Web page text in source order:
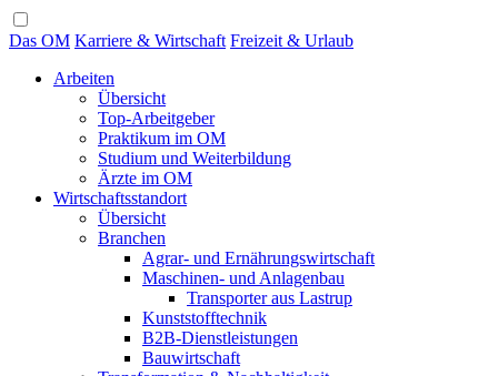
Das OM Karriere & Wirtschaft Freizeit & Urlaub
Arbeiten
Übersicht
Top-Arbeitgeber
Praktikum im OM
Studium und Weiterbildung
Ärzte im OM
Wirtschaftsstandort
Übersicht
Branchen
Agrar- und Ernährungswirtschaft
Maschinen- und Anlagenbau
Transporter aus Lastrup
Kunststofftechnik
B2B-Dienstleistungen
Bauwirtschaft